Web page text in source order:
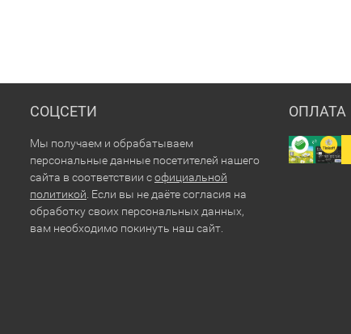
СОЦСЕТИ
Мы получаем и обрабатываем
персональные данные посетителей нашего
сайта в соответствии софициальной
политикой . Если вы не даёте согласия на
обработку своих персональных данных,
вам необходимо покинуть наш сайт.
ОПЛАТА